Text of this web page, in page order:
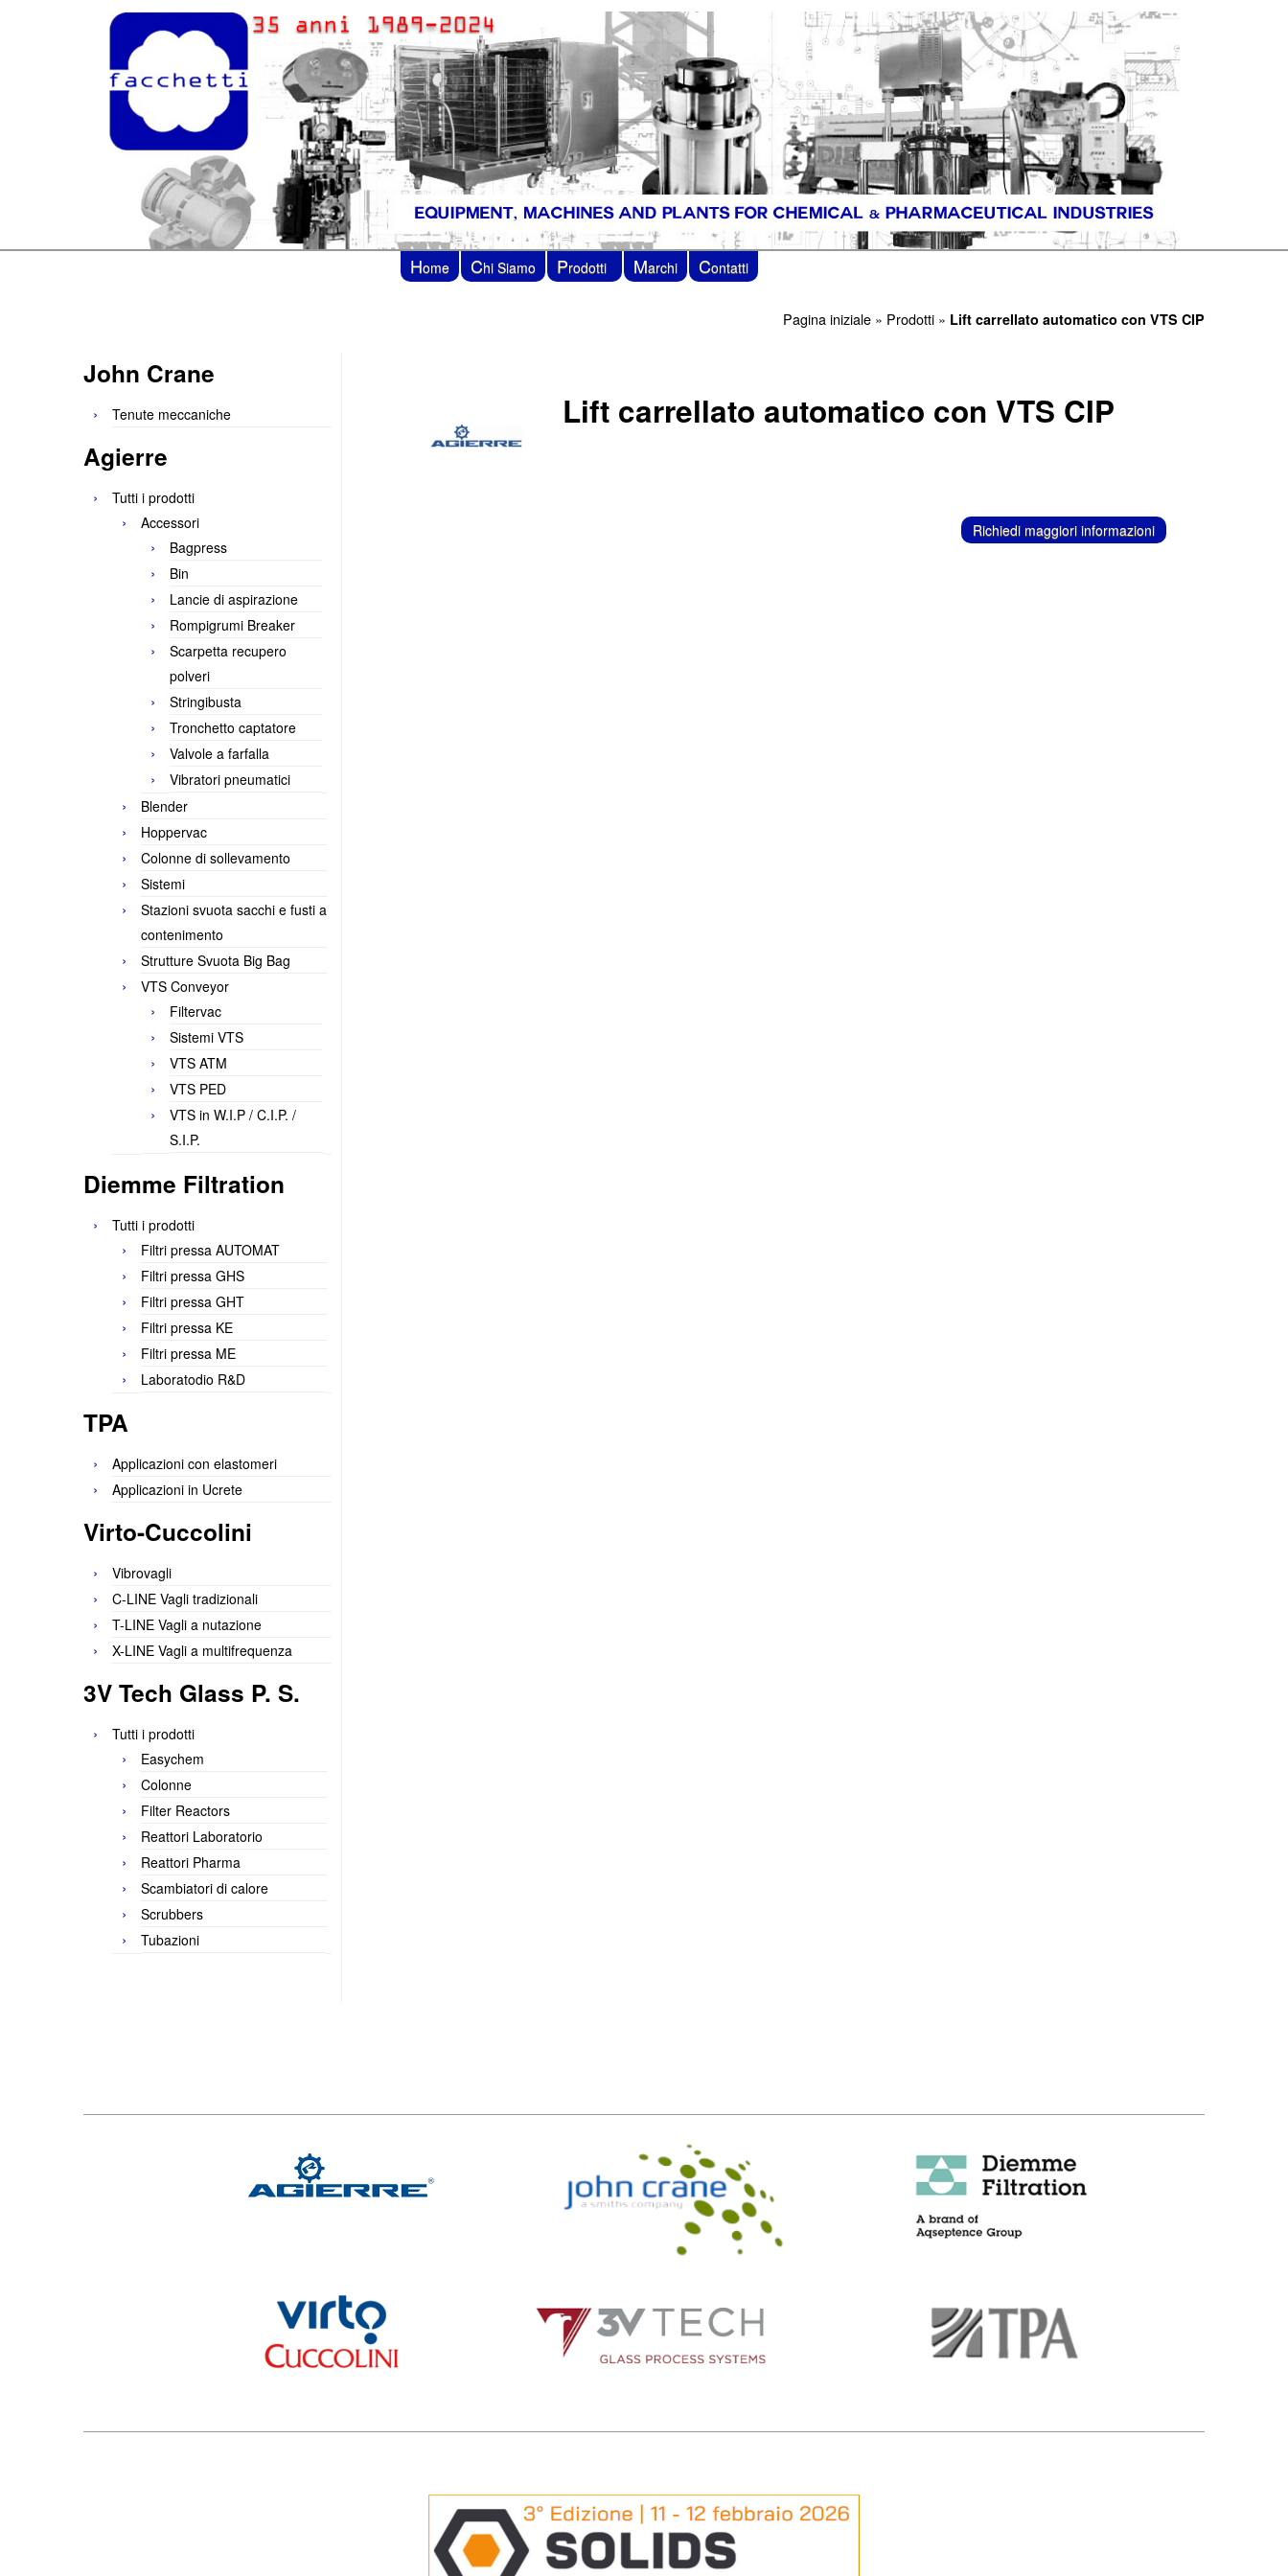
Home Chi Siamo Prodotti Marchi Contatti
Pagina iniziale » Prodotti » Lift carrellato automatico con VTS CIP
John Crane
Tenute meccaniche
Agierre
Tutti i prodotti
Accessori
Bagpress
Bin
Lancie di aspirazione
Rompigrumi Breaker
Scarpetta recupero
polveri
Stringibusta
Tronchetto captatore
Valvole a farfalla
Vibratori pneumatici
Blender
Hoppervac
Colonne di sollevamento
Sistemi
Stazioni svuota sacchi e fusti a
contenimento
Strutture Svuota Big Bag
VTS Conveyor
Filtervac
Sistemi VTS
VTS ATM
VTS PED
VTS in W.I.P / C.I.P. /
S.I.P.
Diemme Filtration
Tutti i prodotti
Filtri pressa AUTOMAT
Filtri pressa GHS
Filtri pressa GHT
Filtri pressa KE
Filtri pressa ME
Laboratodio R&D
TPA
Applicazioni con elastomeri
Applicazioni in Ucrete
Virto-Cuccolini
Vibrovagli
C-LINE Vagli tradizionali
T-LINE Vagli a nutazione
X-LINE Vagli a multifrequenza
3V Tech Glass P. S.
Tutti i prodotti
Easychem
Colonne
Filter Reactors
Reattori Laboratorio
Reattori Pharma
Scambiatori di calore
Scrubbers
Tubazioni
Lift carrellato automatico con VTS CIP
Richiedi maggiori informazioni